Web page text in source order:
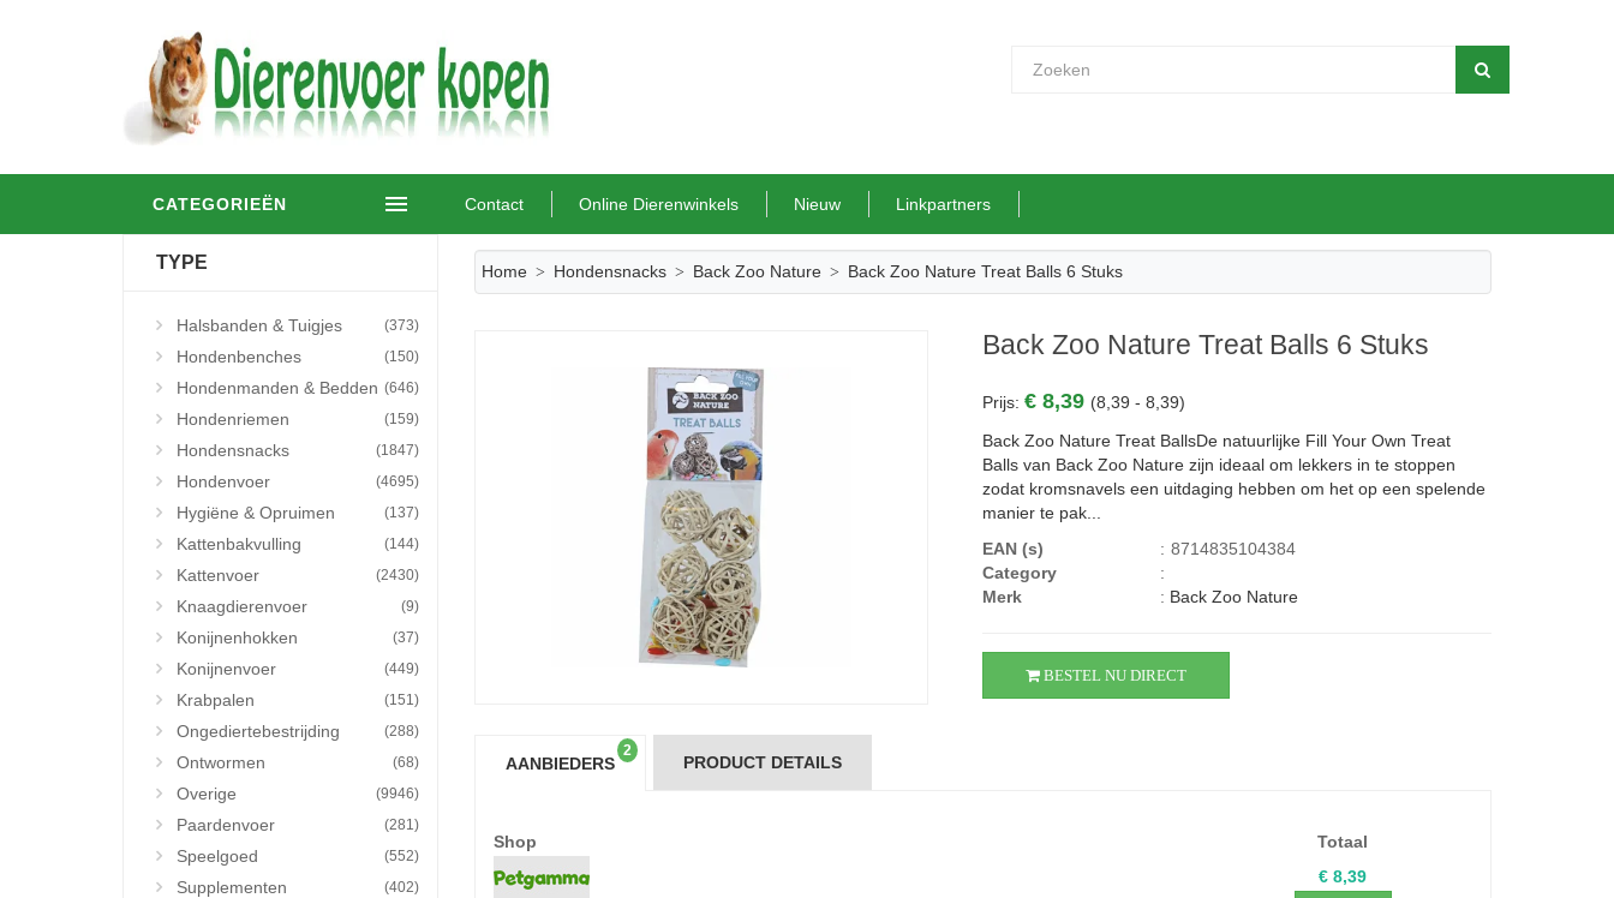
CATEGORIEËN Contact Online Dierenwinkels Nieuw Linkpartners
TYPE
Halsbanden & Tuigjes (373)
Hondenbenches (150)
Hondenmanden & Bedden (646)
Hondenriemen (159)
Hondensnacks (1847)
Hondenvoer (4695)
Hygiëne & Opruimen (137)
Kattenbakvulling (144)
Kattenvoer (2430)
Knaagdierenvoer (9)
Konijnenhokken (37)
Konijnenvoer (449)
Krabpalen (151)
Ongediertebestrijding (288)
Ontwormen (68)
Overige (9946)
Paardenvoer (281)
Speelgoed (552)
Supplementen (402)
Home Hondensnacks Back Zoo Nature Back Zoo Nature Treat Balls 6 Stuks
Back Zoo Nature Treat Balls 6 Stuks
Prijs:€ 8,39 (8,39 - 8,39)
Back Zoo Nature Treat BallsDe natuurlijke Fill Your Own Treat
Balls van Back Zoo Nature zijn ideaal om lekkers in te stoppen
zodat kromsnavels een uitdaging hebben om het op een spelende
manier te pak...
EAN (s)
: 8714835104384
Category
:
Merk
: Back Zoo Nature
BESTEL NU DIRECT
AANBIEDERS
2
PRODUCT DETAILS
Shop Totaal
€ 8,39